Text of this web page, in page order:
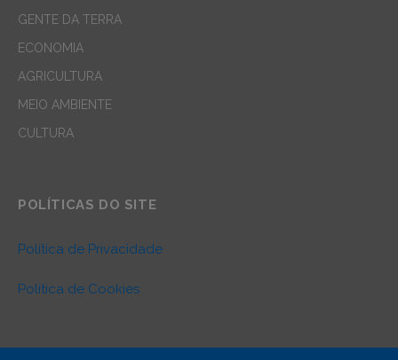
GENTE DA TERRA
ECONOMIA
AGRICULTURA
MEIO AMBIENTE
CULTURA
POLÍTICAS DO SITE
Política de Privacidade
Política de Cookies